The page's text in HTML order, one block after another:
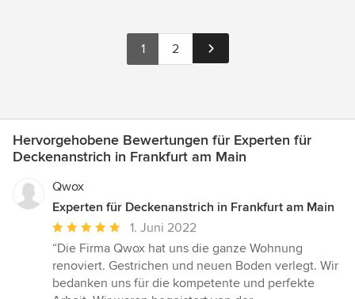
1 2
Hervorgehobene Bewertungen für Experten für
Deckenanstrich in Frankfurt am Main
Qwox
Experten für Deckenanstrich in Frankfurt am Main
Durchschnittliche
Bewertung:
5
von
1. Juni 2022
“Die Firma Qwox hat uns die ganze Wohnung
renoviert. Gestrichen und neuen Boden verlegt. Wir
bedanken uns für die kompetente und perfekte